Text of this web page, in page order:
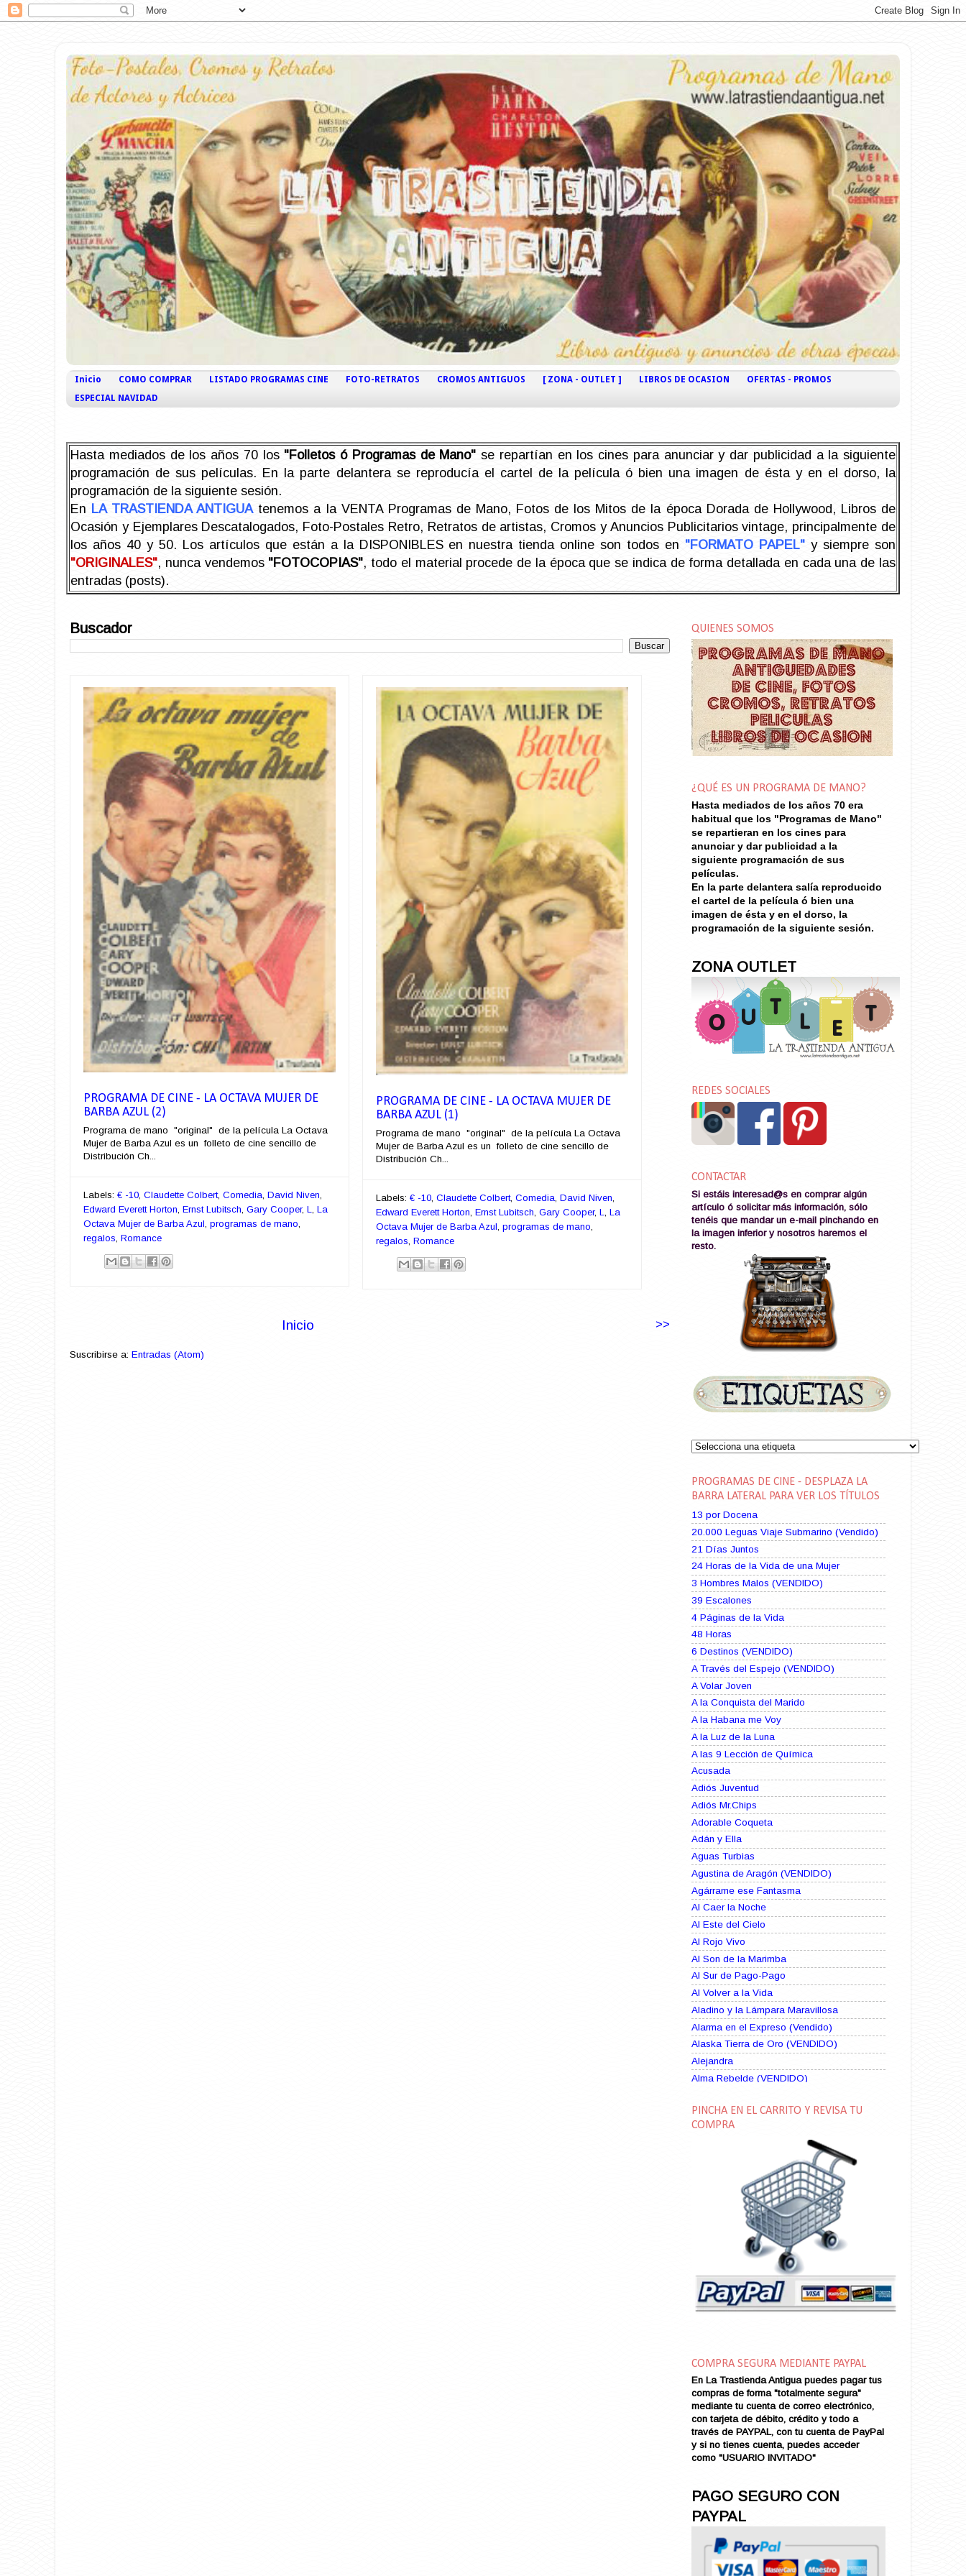
Inicio COMO COMPRAR LISTADO PROGRAMAS CINE FOTO-RETRATOS CROMOS ANTIGUOS [ ZONA - OUTLET ] LIBROS DE OCASION
OFERTAS - PROMOS
ESPECIAL NAVIDAD
Hasta mediados de los años 70 los "Folletos ó Programas de Mano" se repartían en los cines para anunciar y dar publicidad a la siguiente
programación de sus películas. En la parte delantera se reproducía el cartel de la película ó bien una imagen de ésta y en el dorso, la
programación de la siguiente sesión.
En LA TRASTIENDA ANTIGUAtenemos a la VENTA Programas de Mano, Fotos de los Mitos de la época Dorada de Hollywood, Libros de
Ocasión y Ejemplares Descatalogados, Foto-Postales Retro, Retratos de artistas, Cromos y Anuncios Publicitarios vintage, principalmente de
los años 40 y 50. Los artículos que están a la DISPONIBLES en nuestra tienda online son todos en "FORMATO PAPEL" y siempre son
"ORIGINALES", nunca vendemos "FOTOCOPIAS", todo el material procede de la época que se indica de forma detallada en cada una de las
entradas (posts).
Buscador
PROGRAMA DE CINE - LA OCTAVA MUJER DE
BARBA AZUL (2)
Programa de mano "original" de la película La Octava
Mujer de Barba Azul es un folleto de cine sencillo de
Distribución Ch...
Labels: € -10, Claudette Colbert, Comedia, David Niven,
Edward Everett Horton, Ernst Lubitsch, Gary Cooper, L, La
Octava Mujer de Barba Azul, programas de mano,
regalos, Romance
PROGRAMA DE CINE - LA OCTAVA MUJER DE
BARBA AZUL (1)
Programa de mano "original" de la película La Octava
Mujer de Barba Azul es un folleto de cine sencillo de
Distribución Ch...
Labels: € -10, Claudette Colbert, Comedia, David Niven,
Edward Everett Horton, Ernst Lubitsch, Gary Cooper, L, La
Octava Mujer de Barba Azul, programas de mano,
regalos, Romance
>>
Inicio
Suscribirse a: Entradas (Atom)
QUIENES SOMOS
¿QUÉ ES UN PROGRAMA DE MANO?
Hasta mediados de los años 70 era
habitual que los "Programas de Mano"
se repartieran en los cines para
anunciar y dar publicidad a la
siguiente programación de sus
películas.
En la parte delantera salía reproducido
el cartel de la película ó bien una
imagen de ésta y en el dorso, la
programación de la siguiente sesión.
ZONA OUTLET
REDES SOCIALES
CONTACTAR
Si estáis interesad@s en comprar algún
artículo ó solicitar más información, sólo
tenéis que mandar un e-mail pinchando en
la imagen inferior y nosotros haremos el
resto.
PROGRAMAS DE CINE - DESPLAZA LA
BARRA LATERAL PARA VER LOS TÍTULOS
13 por Docena
20.000 Leguas Viaje Submarino (Vendido)
21 Días Juntos
24 Horas de la Vida de una Mujer
3 Hombres Malos (VENDIDO)
39 Escalones
4 Páginas de la Vida
48 Horas
6 Destinos (VENDIDO)
A Través del Espejo (VENDIDO)
A Volar Joven
A la Conquista del Marido
A la Habana me Voy
A la Luz de la Luna
A las 9 Lección de Química
Acusada
Adiós Juventud
Adiós Mr.Chips
Adorable Coqueta
Adán y Ella
Aguas Turbias
Agustina de Aragón (VENDIDO)
Agárrame ese Fantasma
Al Caer la Noche
Al Este del Cielo
Al Rojo Vivo
Al Son de la Marimba
Al Sur de Pago-Pago
Al Volver a la Vida
Aladino y la Lámpara Maravillosa
Alarma en el Expreso (Vendido)
Alaska Tierra de Oro (VENDIDO)
Alejandra
Alma Rebelde (VENDIDO)
Alma en Suplicio (VENDIDO)
Almas Borrascosas
Amame esta Noche (VENDIDO)
Amanda La Paciente Peligrosa
Amarga Victoria
Amor a Medianoche
Amor en Conserva (VENDIDO)
Amor que Mata
Amor sin Refugio
Ana de Brooklyn
Ana y El Rey de Siam
Anatomía de un Asesinato
Andrés Harvey Millonario (VENDIDO)
Andrés Harvey Tenorio
Andrés Harvey se Enamora (VENDIDO)
Aníbal
Aquella Noche en Rio
Arenas Sangrientas
Argel (VENDIDO)
Armonías de Juventud (VENDIDO)
PINCHA EN EL CARRITO Y REVISA TU
COMPRA
COMPRA SEGURA MEDIANTE PAYPAL
En La Trastienda Antigua puedes pagar tus
compras de forma "totalmente segura"
mediante tu cuenta de correo electrónico,
con tarjeta de débito, crédito y todo a
través de PAYPAL, con tu cuenta de PayPal
y si no tienes cuenta, puedes acceder
como "USUARIO INVITADO"
PAGO SEGURO CON
PAYPAL